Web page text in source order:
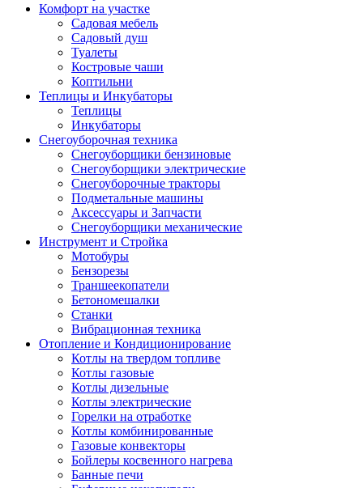
Комфорт на участке
Садовая мебель
Садовый душ
Туалеты
Костровые чаши
Коптильни
Теплицы и Инкубаторы
Теплицы
Инкубаторы
Снегоуборочная техника
Снегоуборщики бензиновые
Снегоуборщики электрические
Снегоуборочные тракторы
Подметальные машины
Аксессуары и Запчасти
Снегоуборщики механические
Инструмент и Стройка
Мотобуры
Бензорезы
Траншеекопатели
Бетономешалки
Станки
Вибрационная техника
Отопление и Кондиционирование
Котлы на твердом топливе
Котлы газовые
Котлы дизельные
Котлы электрические
Горелки на отработке
Котлы комбинированные
Газовые конвекторы
Бойлеры косвенного нагрева
Банные печи